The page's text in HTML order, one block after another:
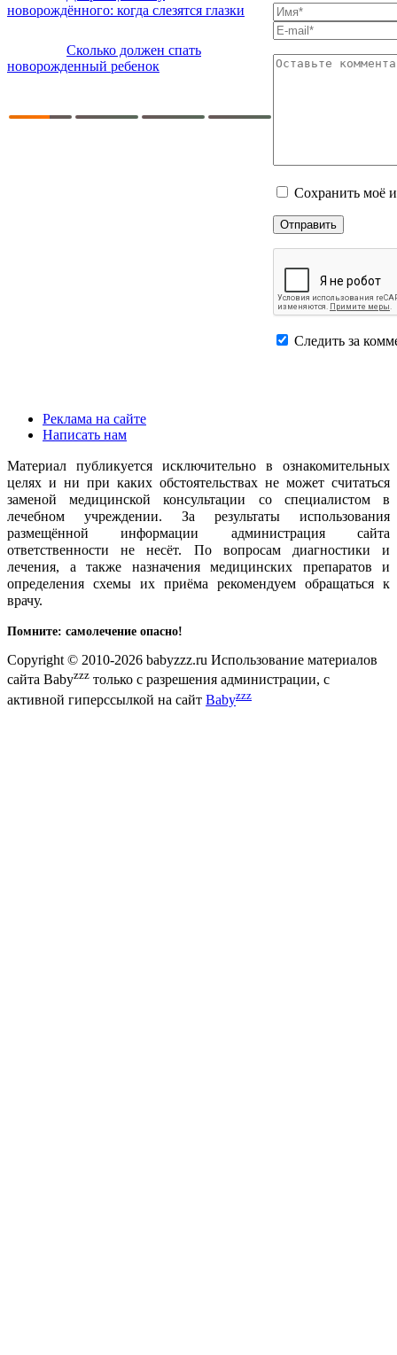
новорождённого: когда слезятся глазки
Сколько должен спать
новорожденный ребенок
Сохранить моё
Следить за
Реклама на сайте
Написать нам
Материал публикуется исключительно в ознакомительных
целях и ни при каких обстоятельствах не может считаться
заменой медицинской консультации со специалистом в
лечебном учреждении. За результаты использования
размещённой информации администрация сайта
ответственности не несёт. По вопросам диагностики и
лечения, а также назначения медицинских препаратов и
определения схемы их приёма рекомендуем обращаться к
врачу.
Помните: самолечение опасно!
Copyright © 2010-2026 babyzzz.ru Использование материалов
сайта Babyzzz только с разрешения администрации, с
активной гиперссылкой на сайт Babyzzz